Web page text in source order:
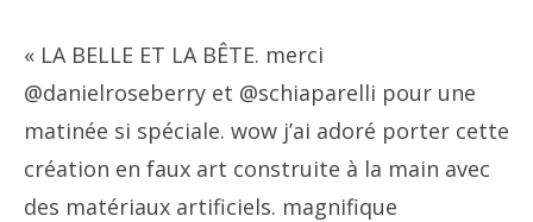
« LA BELLE ET LA BÊTE. merci
@danielroseberry et @schiaparelli pour une
matinée si spéciale. wow j’ai adoré porter cette
création en faux art construite à la main avec
des matériaux artificiels. magnifique